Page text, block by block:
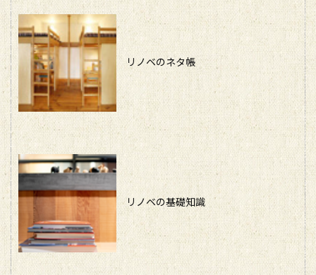
リノベのネタ帳
リノベの基礎知識